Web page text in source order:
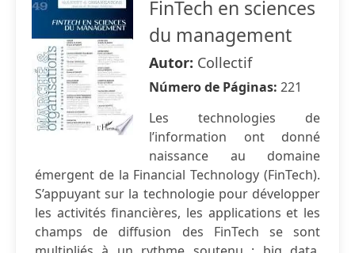
FinTech en sciences
du management
Autor: Collectif
Número de Páginas: 221
Les technologies de
l’information ont donné
naissance au domaine
émergent de la Financial Technology (FinTech).
S’appuyant sur la technologie pour développer
les activités financières, les applications et les
champs de diffusion des FinTech se sont